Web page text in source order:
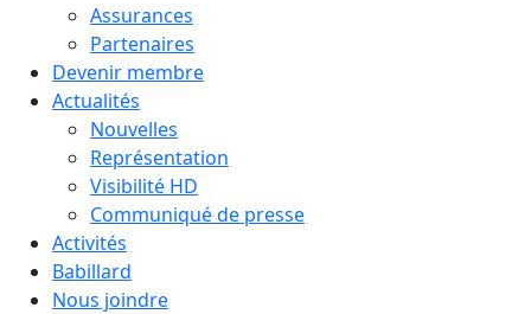
Assurances
Partenaires
Devenir membre
Actualités
Nouvelles
Représentation
Visibilité HD
Communiqué de presse
Activités
Babillard
Nous joindre